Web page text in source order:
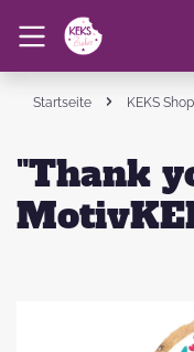
Startseite KEKS Shop
"Thank